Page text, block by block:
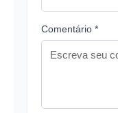
Comentário *